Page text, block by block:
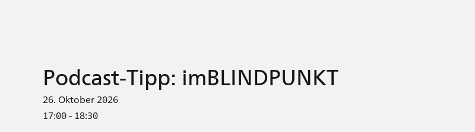
Podcast-Tipp: imBLINDPUNKT
26. Oktober 2026
17:00 - 18:30